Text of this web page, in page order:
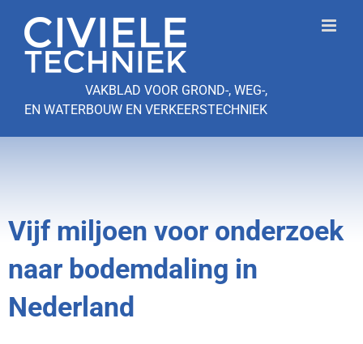
naar
inhoud
VAKBLAD VOOR GROND-, WEG-,
EN WATERBOUW EN VERKEERSTECHNIEK
Vijf miljoen voor onderzoek
naar bodemdaling in
Nederland